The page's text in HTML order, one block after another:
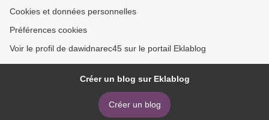
Cookies et données personnelles
Préférences cookies
Voir le profil de dawidnarec45 sur le portail Eklablog
Créer un blog sur Eklablog
Créer un blog